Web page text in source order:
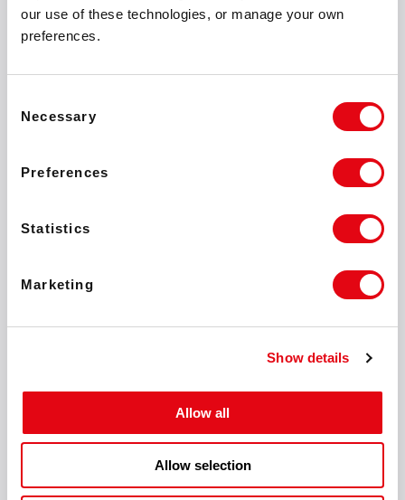
our use of these technologies, or manage your own
preferences.
Selection
Necessary
Preferences
Statistics
Marketing
Show details
Allow all
Allow selection
Мировая практика показывает, что самые сильные
решения, самые необычные бизнесы и самые
эффективные подходы рождаются на пересечении
пригласить Рубенса в компанию. За время нашего
сотрудничества я обнаружил множество сходств
областями – это очень полезная практика, которую
уверен, что наш разговор будет актуальным для всех
ведущих деятелей индустрии, которые приедут на
SBC Leaders Summit быстро стал одной из самых
авторитетных площадок в нашей сфере, где топ-
менеджеры со всего мира собираются вместе в